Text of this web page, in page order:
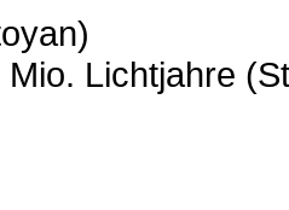
Lichtjahre